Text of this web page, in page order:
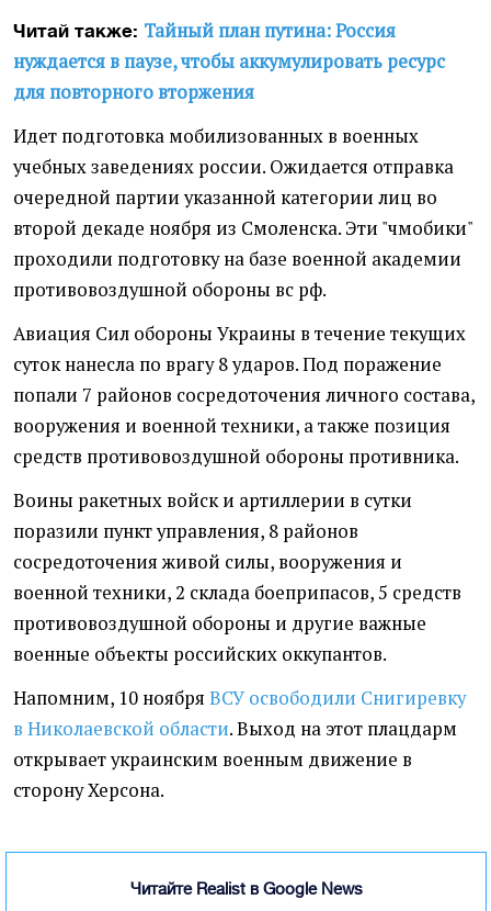
Читай также: Тайный план путина: Россия
нуждается в паузе, чтобы аккумулировать ресурс
для повторного вторжения
Идет подготовка мобилизованных в военных
учебных заведениях россии. Ожидается отправка
очередной партии указанной категории лиц во
второй декаде ноября из Смоленска. Эти "чмобики"
проходили подготовку на базе военной академии
противовоздушной обороны вс рф.
Авиация Сил обороны Украины в течение текущих
суток нанесла по врагу 8 ударов. Под поражение
попали 7 районов сосредоточения личного состава,
вооружения и военной техники, а также позиция
средств противовоздушной обороны противника.
Воины ракетных войск и артиллерии в сутки
поразили пункт управления, 8 районов
сосредоточения живой силы, вооружения и
военной техники, 2 склада боеприпасов, 5 средств
противовоздушной обороны и другие важные
военные объекты российских оккупантов.
Напомним, 10 ноября ВСУ освободили Снигиревку
в Николаевской области. Выход на этот плацдарм
открывает украинским военным движение в
сторону Херсона.
Читайте Realist в Google News